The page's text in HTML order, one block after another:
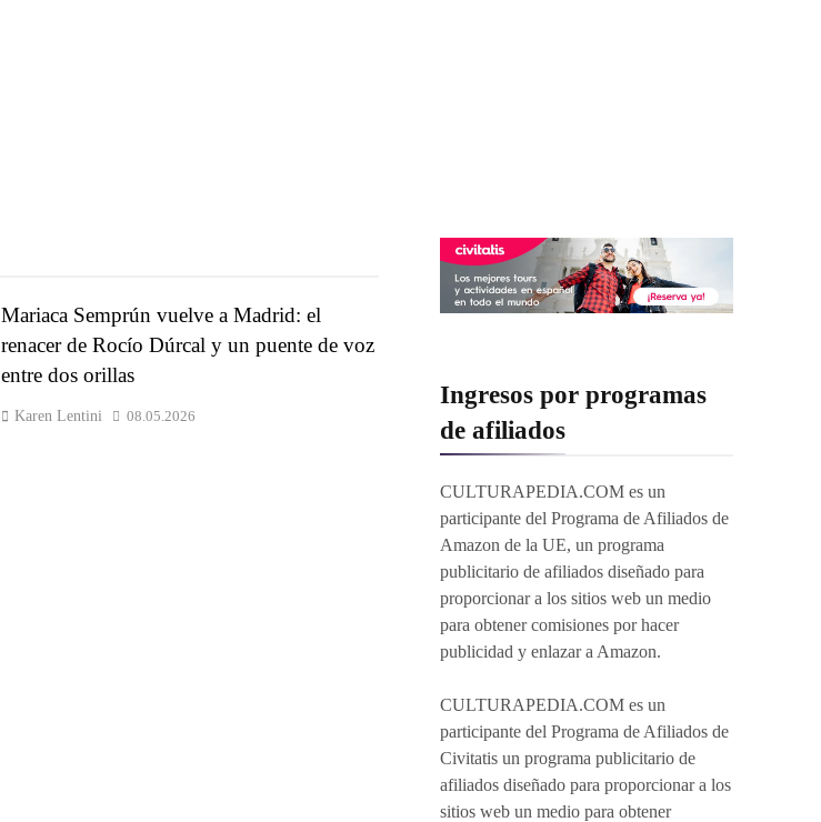
Mariaca Semprún vuelve a Madrid: el
renacer de Rocío Dúrcal y un puente de voz
entre dos orillas
Karen Lentini 08.05.2026
Ingresos por programas
de afiliados
CULTURAPEDIA.COM es un
participante del Programa de Afiliados de
Amazon de la UE, un programa
publicitario de afiliados diseñado para
proporcionar a los sitios web un medio
para obtener comisiones por hacer
publicidad y enlazar a Amazon.
CULTURAPEDIA.COM es un
participante del Programa de Afiliados de
Civitatis un programa publicitario de
afiliados diseñado para proporcionar a los
sitios web un medio para obtener